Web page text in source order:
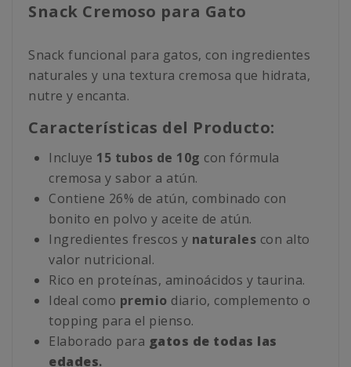
Snack Cremoso para Gato
Snack funcional para gatos, con ingredientes
naturales y una textura cremosa que hidrata,
nutre y encanta.
Características del Producto:
Incluye 15 tubos de 10g con fórmula
cremosa y sabor a atún.
Contiene 26% de atún, combinado con
bonito en polvo y aceite de atún.
Ingredientes frescos y naturales con alto
valor nutricional.
Rico en proteínas, aminoácidos y taurina.
Ideal como premio diario, complemento o
topping para el pienso.
Elaborado para gatos de todas las
edades.